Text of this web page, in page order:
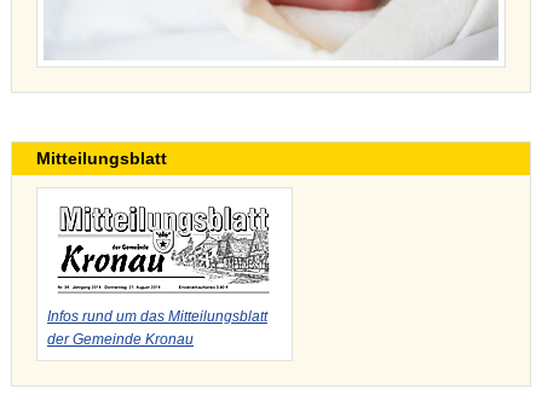
Mitteilungsblatt
Infos rund um das Mitteilungsblatt
der Gemeinde Kronau